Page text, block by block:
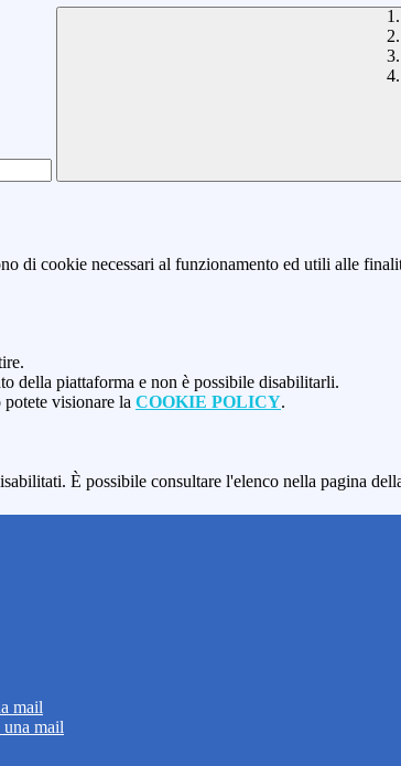
di cookie necessari al funzionamento ed utili alle
della piattaforma e non è possibile disabilitarli.
visionare la COOKIE POLICY.
È possibile consultare l'elenco nella pagina
mail
mail